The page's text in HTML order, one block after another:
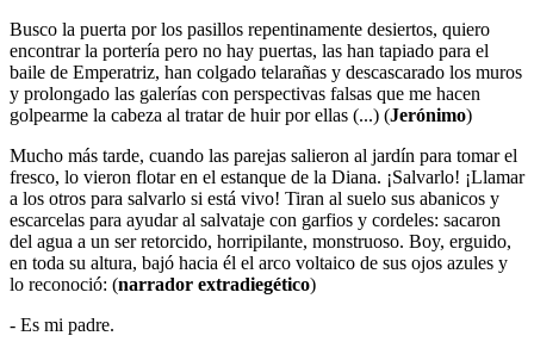
Busco la puerta por los pasillos repentinamente desiertos, quiero
encontrar la portería pero no hay puertas, las han tapiado para el
baile de Emperatriz, han colgado telarañas y descascarado los muros
y prolongado las galerías con perspectivas falsas que me hacen
golpearme la cabeza al tratar de huir por ellas (...) (Jerónimo)
Mucho más tarde, cuando las parejas salieron al jardín para tomar el
fresco, lo vieron flotar en el estanque de la Diana. ¡Salvarlo! ¡Llamar
a los otros para salvarlo si está vivo! Tiran al suelo sus abanicos y
escarcelas para ayudar al salvataje con garfios y cordeles: sacaron
del agua a un ser retorcido, horripilante, monstruoso. Boy, erguido,
en toda su altura, bajó hacia él el arco voltaico de sus ojos azules y
lo reconoció: (narrador extradiegético)
- Es mi padre.